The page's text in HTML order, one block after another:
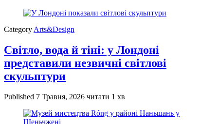
Category Arts&Design
Світло, вода й тіні: у Лондоні
представили незвичні світлові
скульптури
Published 7 Травня, 2026 читати 1 хв